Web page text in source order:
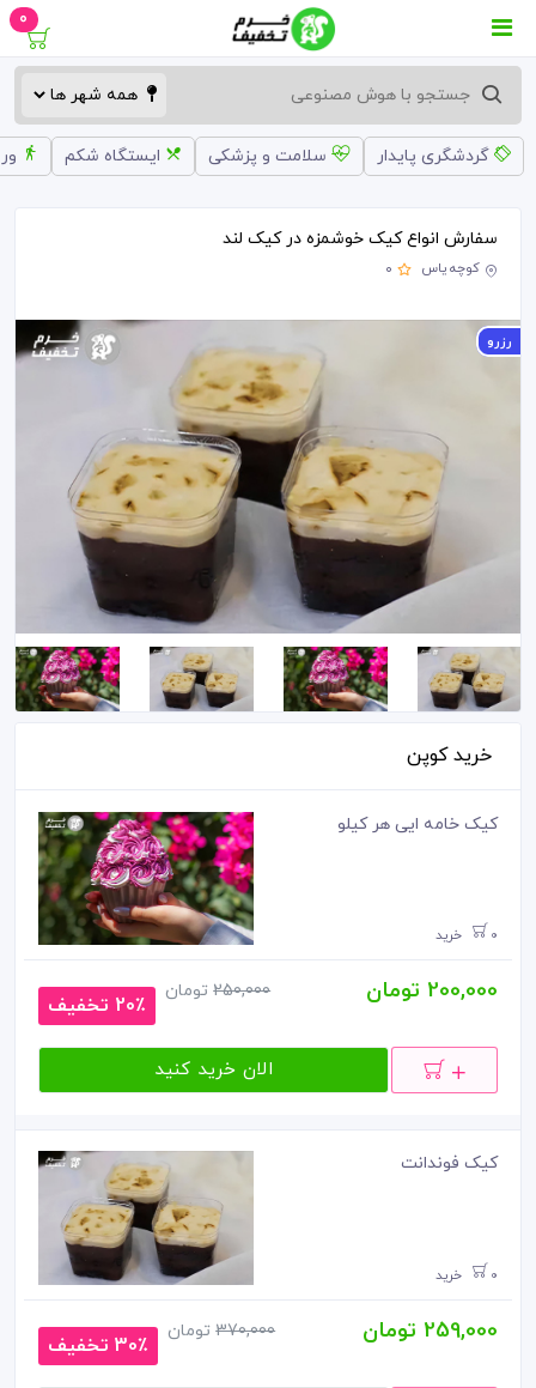
0
گردشگری پایدار سلامت و پزشکی ایستگاه شکم
سفارش انواع کیک خوشمزه در کیک لند
کوچه یاس 0
رزرو
خرید کوپن
کیک خامه ایی هر کیلو
0 خرید
250,000تومان
20٪ تخفیف 200,000 تومان
الان خرید کنید
کیک فوندانت
0 خرید
370,000تومان
30٪ تخفیف 259,000 تومان